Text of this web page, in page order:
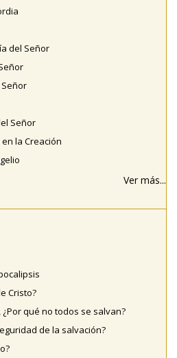
del Señor
Señor
la Creación
Ver más...
Cristo?
qué no todos se salvan?
de la salvación?